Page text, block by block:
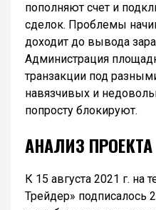
пополняют счет и
сделок. Проблемы
доходит до вывода
Администрация
транзакции под
навязчивых и
попросту блокируют.
АНАЛИЗ ПРОЕКТА
К 15 августа 2021 г. на
Трейдер» подписалось